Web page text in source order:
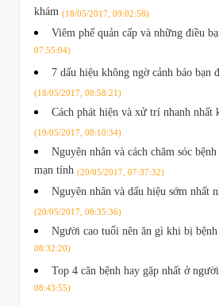
khám (18/05/2017, 09:02:58)
Viêm phế quản cấp và những điều
07:55:04)
7 dấu hiệu không ngờ cảnh báo bạn
(18/05/2017, 08:58:21)
Cách phát hiện và xử trí nhanh nhất
(19/05/2017, 08:10:34)
Nguyên nhân và cách chăm sóc
mạn tính (20/05/2017, 07:37:32)
Nguyên nhân và dấu hiệu sớm nhất
(20/05/2017, 08:35:36)
Người cao tuổi nên ăn gì khi bị bệnh
08:32:20)
Top 4 căn bệnh hay gặp nhất ở
08:43:55)